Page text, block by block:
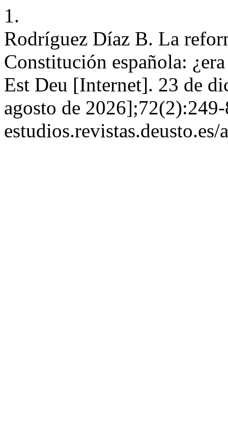
1.
Rodríguez Díaz B. La
Constitución española:
Est Deu [Internet]. 23 de
agosto de